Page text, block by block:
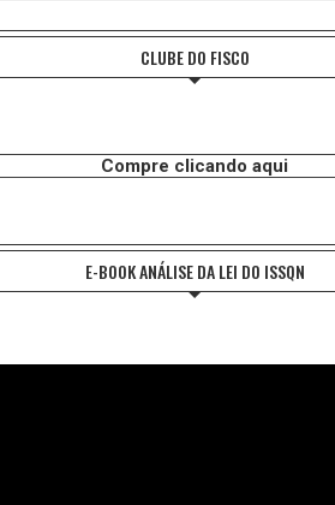
CLUBE DO FISCO
Compre clicando aqui
E-BOOK ANÁLISE DA LEI DO ISSQN